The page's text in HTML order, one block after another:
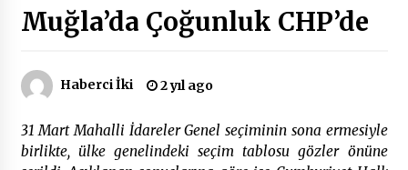
2 ay ago
CHP FETHİYE’DEN “ÜYE BULUŞMASI” ETKİNLİĞİ
Çevre Bilinci Sahneye Taşınıyor: Çocuklardan
Muğla’da Çoğunluk CHP’de
Haberci İki 2 yıl ago
31 Mart Mahalli İdareler Genel seçiminin sona ermesiyle
birlikte, ülke genelindeki seçim tablosu gözler önüne